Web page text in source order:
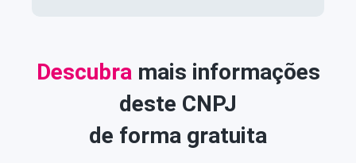
Descubra mais informações
deste CNPJ
de forma gratuita